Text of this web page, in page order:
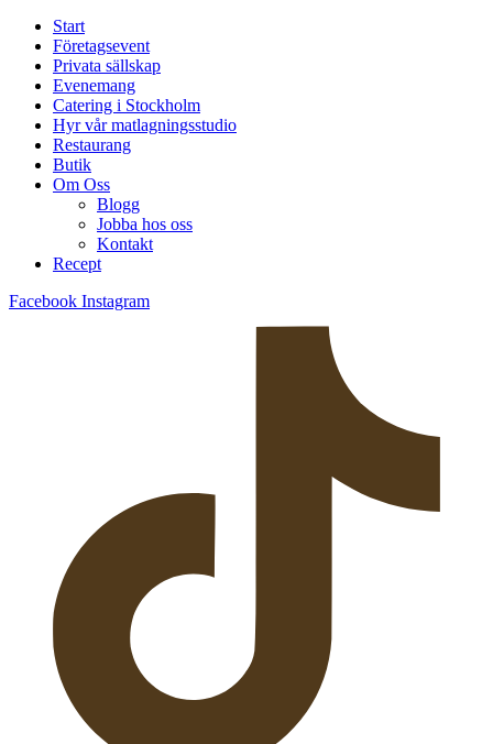
Start
Företagsevent
Privata sällskap
Evenemang
Catering i Stockholm
Hyr vår matlagningsstudio
Restaurang
Butik
Om Oss
Blogg
Jobba hos oss
Kontakt
Recept
Facebook Instagram